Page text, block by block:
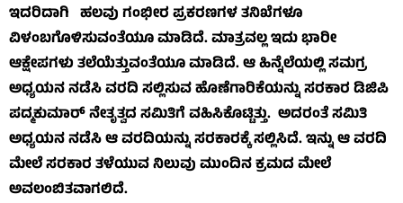
ಇದರಿದಾಗಿ ಹಲವು ಗಂಭೀರ ಪ್ರಕರಣಗಳ ತನಿಖೆಗಳೂ
ವಿಳಂಬಗೊಳಿಸುವಂತೆಯೂ ಮಾಡಿದೆ. ಮಾತ್ರವಲ್ಲ ಇದು ಭಾರೀ
ಆಕ್ಷೇಪಗಳು ತಲೆಯೆತ್ತುವಂತೆಯೂ ಮಾಡಿದೆ. ಆ ಹಿನ್ನೆಲೆಯಲ್ಲಿ ಸಮಗ್ರ
ಅಧ್ಯಯನ ನಡೆಸಿ ವರದಿ ಸಲ್ಲಿಸುವ ಹೊಣೆಗಾರಿಕೆಯನ್ನು ಸರಕಾರ ಡಿಜಿಪಿ
ಪದ್ಮಕುಮಾರ್ ನೇತೃತ್ವದ ಸಮಿತಿಗೆ ವಹಿಸಿಕೊಟ್ಟಿತ್ತು. ಅದರಂತೆ ಸಮಿತಿ
ಅಧ್ಯಯನ ನಡೆಸಿ ಆ ವರದಿಯನ್ನು ಸರಕಾರಕ್ಕೆ ಸಲ್ಲಿಸಿದೆ. ಇನ್ನು ಆ ವರದಿ
ಮೇಲೆ ಸರಕಾರ ತಳೆಯುವ ನಿಲುವು ಮುಂದಿನ ಕ್ರಮದ ಮೇಲೆ
ಅವಲಂಬಿತವಾಗಲಿದೆ.